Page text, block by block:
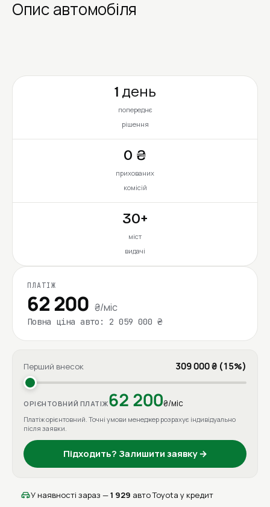
Опис автомобіля
1 день
попереднє
рішення
0 ₴
прихованих
комісій
30+
міст
видачі
ПЛАТІЖ
62 200 ₴/міс
Повна ціна авто: 2 059 000 ₴
Перший внесок 309 000 ₴ (15%)
ОРІЄНТОВНИЙ ПЛАТІЖ62 200₴/міс
Платіж орієнтовний. Точні умови менеджер розрахує індивідуально
після заявки.
Підходить? Залишити заявку →
У наявності зараз —1 929 авто Toyota у кредит